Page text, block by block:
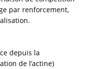
par renforcement,
depuis la
de l’actine)